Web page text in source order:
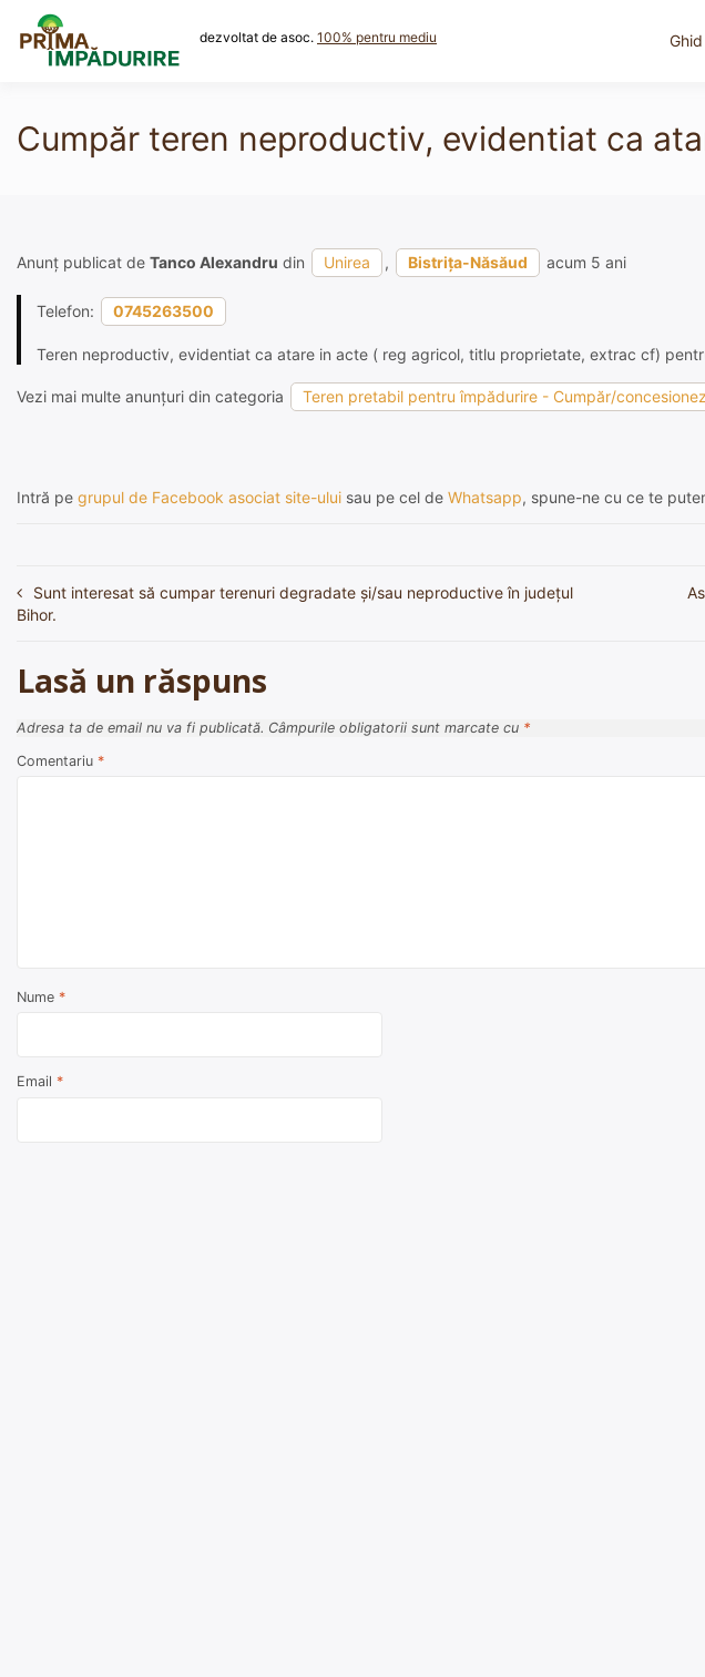
content
dezvoltat de asoc. 100% pentru mediu
Cumpăr teren neproductiv, evidentiat ca
Anunț publicat de Tanco Alexandru din Unirea , Bistrița-Năsăud acum 5 ani
Telefon: 0745263500
Teren neproductiv, evidentiat ca atare in acte ( reg agricol, titlu proprietate, extrac cf)
Vezi mai multe anunțuri din categoria Teren pretabil pentru împădurire - Cumpăr/concesionez
Intră pe grupul de Facebook asociat site-ului sau pe cel de Whatsapp, spune-ne cu ce te
Navigare
articole
Sunt interesat să cumpar terenuri degradate și/sau neproductive în județul
Bihor.
Lasă un răspuns
Adresa ta de email nu va fi publicată. Câmpurile obligatorii sunt marcate cu *
Comentariu *
Nume *
Email *